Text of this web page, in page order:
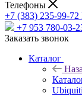
Телефоны
+7 (383) 235-99-72
+7 953 780-03-
Заказать звонок
Каталог
Ubiquiti